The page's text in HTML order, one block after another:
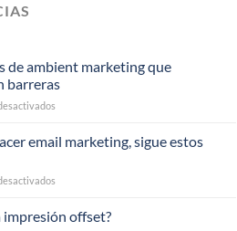
de ambient marketing que
barreras
en
ejemplos
marketing
rompieron
email marketing, sigue estos
en
hacer
impresión offset?